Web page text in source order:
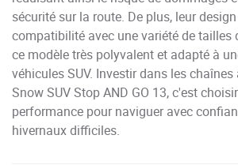
sécurité sur la route. De plus, leur
compatibilité avec une variété de tailles
ce modèle très polyvalent et adapté à
véhicules SUV. Investir dans les chaînes
Snow SUV Stop AND GO 13, c'est
performance pour naviguer avec
hivernaux difficiles.